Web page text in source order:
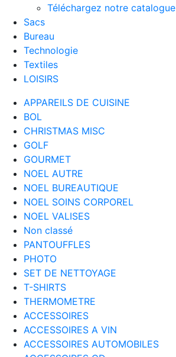
Téléchargez notre catalogue
Sacs
Bureau
Technologie
Textiles
LOISIRS
APPAREILS DE CUISINE
BOL
CHRISTMAS MISC
GOLF
GOURMET
NOEL AUTRE
NOEL BUREAUTIQUE
NOEL SOINS CORPOREL
NOEL VALISES
Non classé
PANTOUFFLES
PHOTO
SET DE NETTOYAGE
T-SHIRTS
THERMOMETRE
ACCESSOIRES
ACCESSOIRES A VIN
ACCESSOIRES AUTOMOBILES